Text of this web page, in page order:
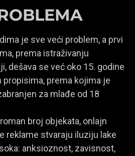
je sve veći problem, a prvi
prema istraživanju
dešava se već oko 15. godine
prema kojima je
za mlađe od 18
broj objekata, onlajn
reklame stvaraju iluziju lake
anksioznost, zavisnost,